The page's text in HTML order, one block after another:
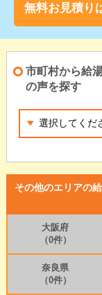
無料お見積り
市町村から給
の声を探す
その他のエリアの
大阪府
（0件）
奈良県
（0件）